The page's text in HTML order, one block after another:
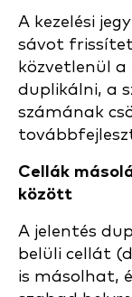
A kezelési
sávot
közvetlenül
duplikálni, a
számának
Cellák
között
A jelentés
belüli cellát
is másolhat,